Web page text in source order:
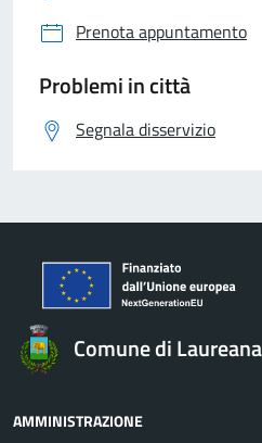
Prenota appuntamento
Problemi in città
Segnala disservizio
Comune di
AMMINISTRAZIONE